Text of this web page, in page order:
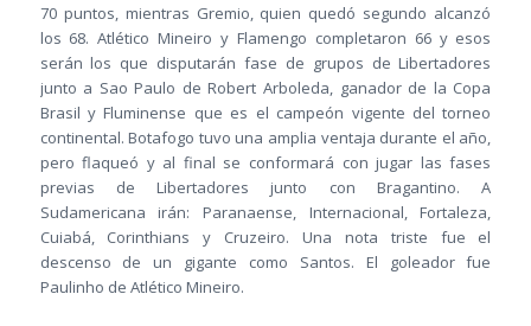
70 puntos, mientras Gremio, quien quedó segundo alcanzó
los 68. Atlético Mineiro y Flamengo completaron 66 y esos
serán los que disputarán fase de grupos de Libertadores
junto a Sao Paulo de Robert Arboleda, ganador de la Copa
Brasil y Fluminense que es el campeón vigente del torneo
continental. Botafogo tuvo una amplia ventaja durante el año,
pero flaqueó y al final se conformará con jugar las fases
previas de Libertadores junto con Bragantino. A
Sudamericana irán: Paranaense, Internacional, Fortaleza,
Cuiabá, Corinthians y Cruzeiro. Una nota triste fue el
descenso de un gigante como Santos. El goleador fue
Paulinho de Atlético Mineiro.